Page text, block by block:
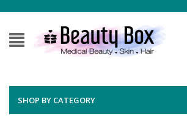
SHOP BY CATEGORY